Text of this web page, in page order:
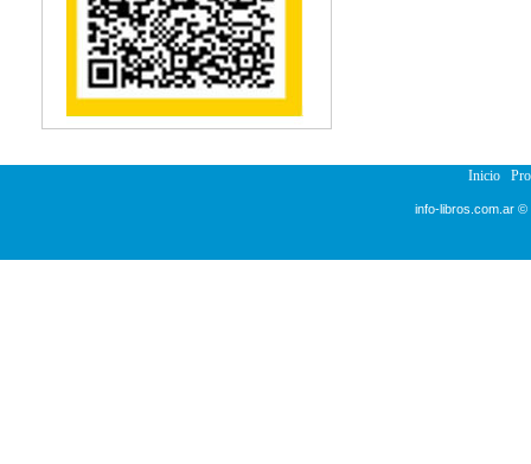
Inicio
info-libros.com.ar